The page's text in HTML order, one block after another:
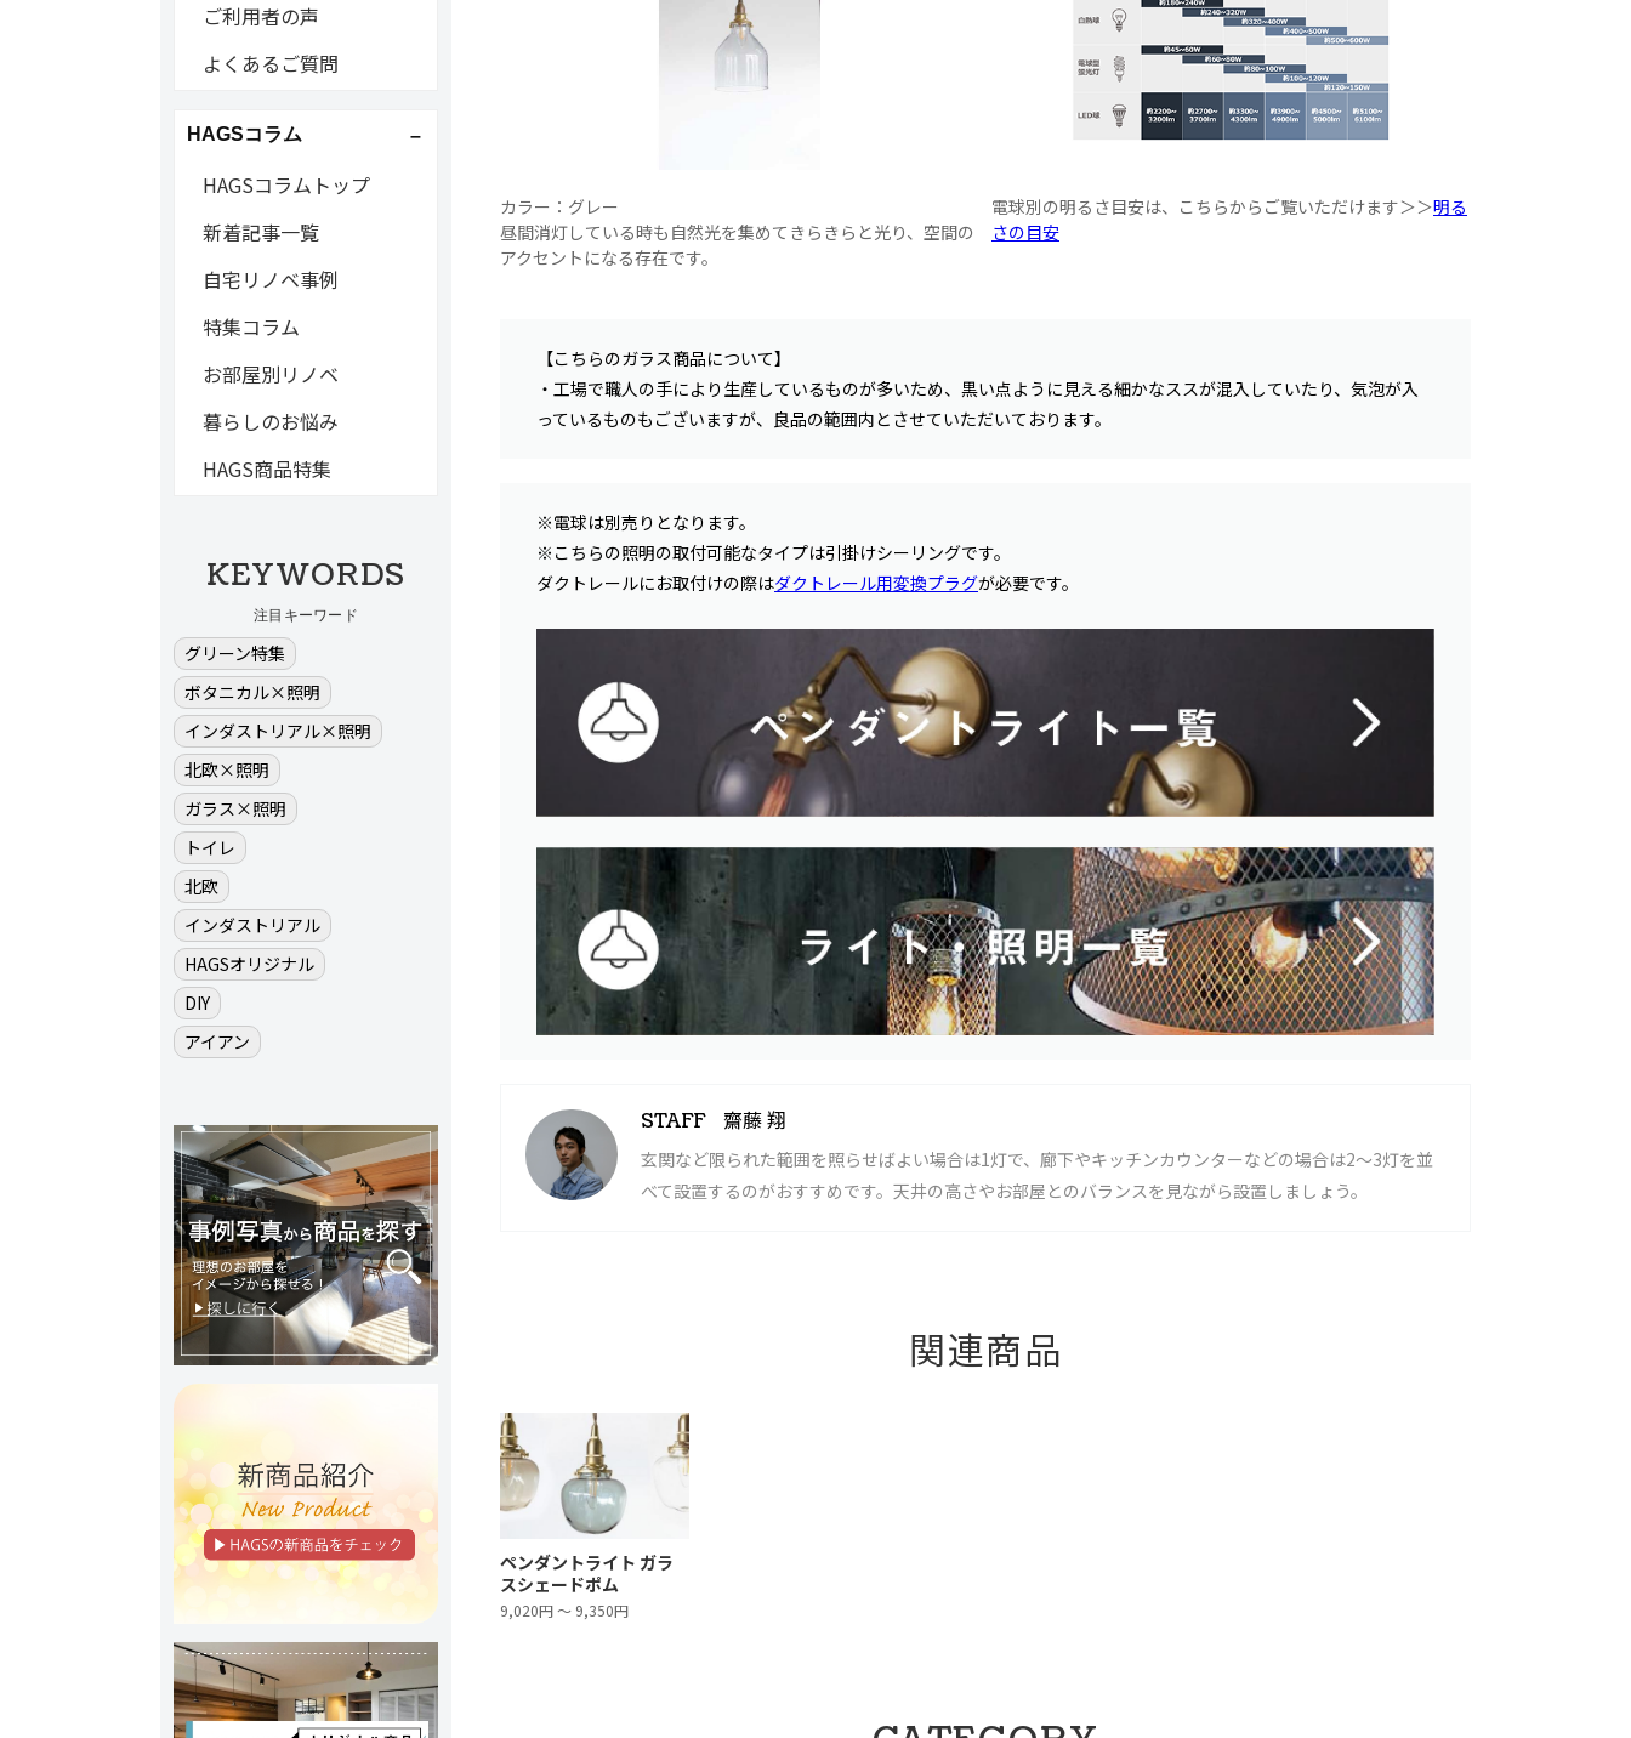
カラー：グレー
昼間消灯している時も自然光を集めてきらきらと光り、空間の
アクセントになる存在です。
電球別の明るさ目安は、こちらからご覧いただけます＞＞明る
さの目安
【こちらのガラス商品について】
・工場で職人の手により生産しているものが多いため、黒い点ように見える細かなススが混入していたり、気泡が入
っているものもございますが、良品の範囲内とさせていただいております。
※電球は別売りとなります。
※こちらの照明の取付可能なタイプは引掛けシーリングです。
ダクトレールにお取付けの際はダクトレール用変換プラグが必要です。
STAFF 齋藤 翔
玄関など限られた範囲を照らせばよい場合は1灯で、廊下やキッチンカウンターなどの場合は2〜3灯を並
べて設置するのがおすすめです。天井の高さやお部屋とのバランスを見ながら設置しましょう。
関連商品
ペンダントライト ガラ
スシェードポム
9,020円 ～ 9,350円
ご利用者の声
よくあるご質問
HAGSコラム
HAGSコラムトップ
新着記事一覧
自宅リノベ事例
特集コラム
お部屋別リノベ
暮らしのお悩み
HAGS商品特集
KEYWORDS
注目キーワード
グリーン特集
ボタニカル×照明
インダストリアル×照明
北欧×照明
ガラス×照明
トイレ
北欧
インダストリアル
HAGSオリジナル
DIY
アイアン